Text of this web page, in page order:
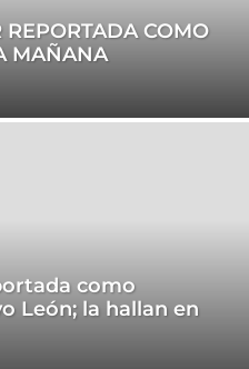
COMO
MAÑANA
como
León; la hallan en